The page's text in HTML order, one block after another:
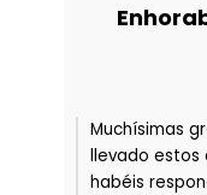
Muchísimas
llevado estos
habéis